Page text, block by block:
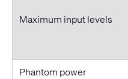
Maximum input levels
Phantom power